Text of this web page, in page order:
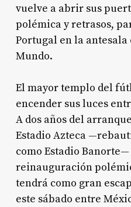
vuelve a abrir sus
polémica y retrasos,
Portugal en la antesala
Mundo.
El mayor templo del
encender sus luces
A dos años del
Estadio Azteca
como Estadio
reinauguración
tendrá como gran
este sábado entre